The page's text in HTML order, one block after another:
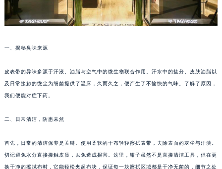
一、揭秘臭味来源
皮表带的异味多源于汗液、油脂与空气中的微生物联合作用。汗水中的盐分、皮肤油脂以
及日常接触的微尘为细菌提供了温床，久而久之，便产生了不愉快的气味。了解了原因，
我们便能对症下药。
二、日常清洁，防患未然
首先，日常的清洁保养是关键。使用柔软的干布轻轻擦拭表带，去除表面的灰尘与汗渍。
切记避免水分直接接触皮质，以免造成损害。这里，钳子虽然不是直接清洁工具，但在更
换干净的擦拭布时，它能轻松夹起布块，保证每一块擦拭区域都是干净无菌的，细节之处